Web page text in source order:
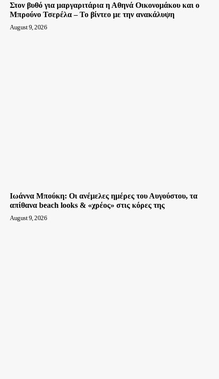
Στον βυθό για μαργαριτάρια η Αθηνά Οικονομάκου και ο
Μπρούνο Τσερέλα – To βίντεο με την ανακάλυψη
August 9, 2026
Ιωάννα Μπούκη: Οι ανέμελες ημέρες του Αυγούστου, τα
απίθανα beach looks & «χρέος» στις κόρες της
August 9, 2026